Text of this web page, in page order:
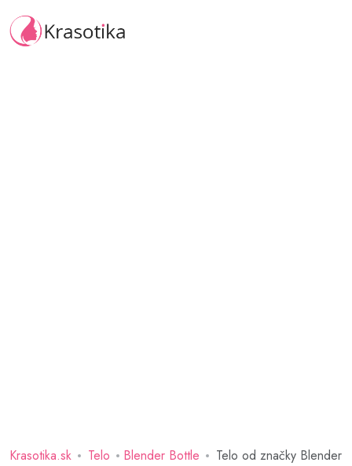
Krasotika.sk Telo Blender Bottle
Telo od značky Blender